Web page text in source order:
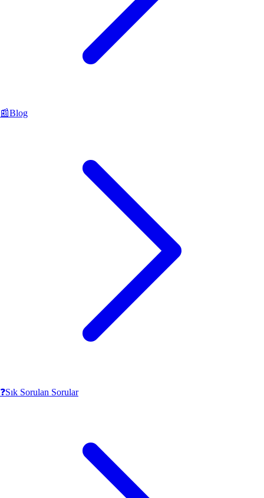
📰Blog
❓Sık Sorulan Sorular